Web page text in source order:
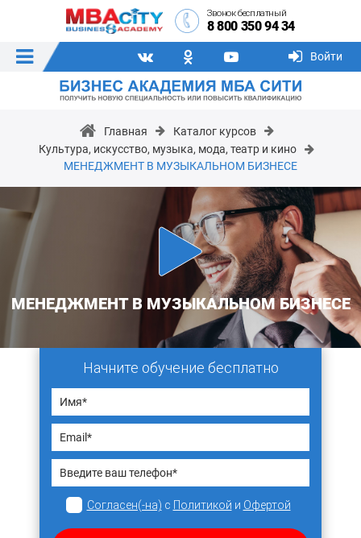
Звонок бесплатный
8 800 350 94 34
Войти
Главная
Каталог курсов
Культура, искусство, музыка, мода, театр и кино
МЕНЕДЖМЕНТ В МУЗЫКАЛЬНОМ БИЗНЕСЕ
МЕНЕДЖМЕНТ В МУЗЫКАЛЬНОМ БИЗНЕСЕ
Начните обучение бесплатно
Согласен(-на) с Политикой и Офертой